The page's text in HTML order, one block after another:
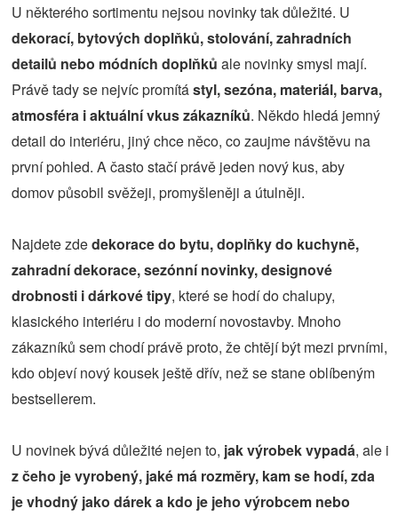
U některého sortimentu nejsou novinky tak důležité. U
dekorací, bytových doplňků, stolování, zahradních
detailů nebo módních doplňků ale novinky smysl mají.
Právě tady se nejvíc promítástyl, sezóna, materiál, barva,
atmosféra i aktuální vkus zákazníků. Někdo hledá jemný
detail do interiéru, jiný chce něco, co zaujme návštěvu na
první pohled. A často stačí právě jeden nový kus, aby
domov působil svěžeji, promyšleněji a útulněji.
Najdete zdedekorace do bytu, doplňky do kuchyně,
zahradní dekorace, sezónní novinky, designové
drobnosti i dárkové tipy, které se hodí do chalupy,
klasického interiéru i do moderní novostavby. Mnoho
zákazníků sem chodí právě proto, že chtějí být mezi prvními,
kdo objeví nový kousek ještě dřív, než se stane oblíbeným
bestsellerem.
U novinek bývá důležité nejen to, jak výrobek vypadá, ale i
z čeho je vyrobený, jaké má rozměry, kam se hodí, zda
je vhodný jako dárek a kdo je jeho výrobcem nebo